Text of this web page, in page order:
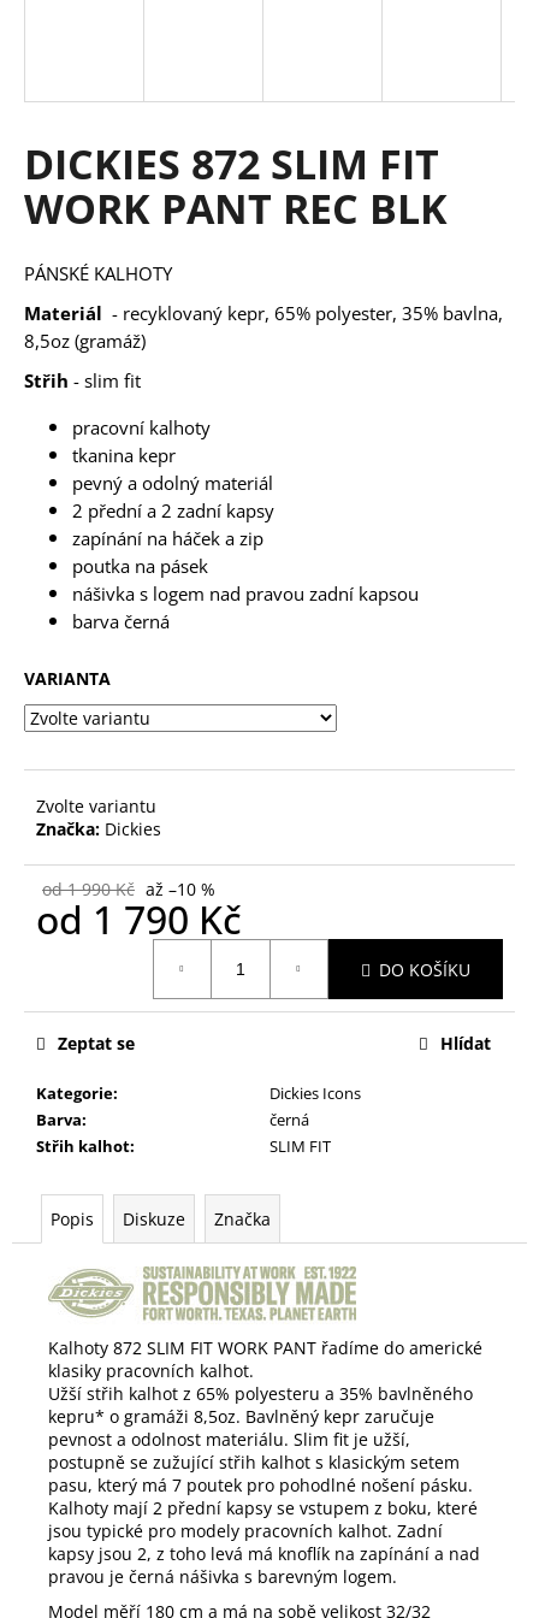
DICKIES 872 SLIM FIT
WORK PANT REC BLK
PÁNSKÉ KALHOTY
Materiál - recyklovaný kepr, 65% polyester, 35% bavlna,
8,5oz (gramáž)
Střih - slim fit
pracovní kalhoty
tkanina kepr
pevný a odolný materiál
2 přední a 2 zadní kapsy
zapínání na háček a zip
poutka na pásek
nášivka s logem nad pravou zadní kapsou
barva černá
VARIANTA
Zvolte variantu
Značka: Dickies
od 1 990 Kč až –10 %
od 1 790 Kč
DO KOŠÍKU
Kategorie:
Dickies Icons
Barva:
černá
Střih kalhot: SLIM FIT
Zeptat se Hlídat
Popis Diskuze Značka
Kalhoty 872 SLIM FIT WORK PANT řadíme do americké
klasiky pracovních kalhot.
Užší střih kalhot z 65% polyesteru a 35% bavlněného
kepru* o gramáži 8,5oz. Bavlněný kepr zaručuje
pevnost a odolnost materiálu. Slim fit je užší,
postupně se zužující střih kalhot s klasickým setem
pasu, který má 7 poutek pro pohodlné nošení pásku.
Kalhoty mají 2 přední kapsy se vstupem z boku, které
jsou typické pro modely pracovních kalhot. Zadní
kapsy jsou 2, z toho levá má knoflík na zapínání a nad
pravou je černá nášivka s barevným logem.
Model měří 180 cm a má na sobě velikost 32/32
í
?
HLEDAT
D
e